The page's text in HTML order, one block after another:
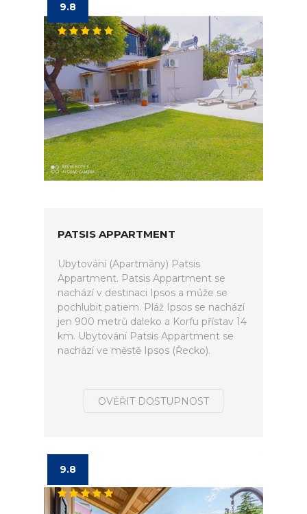
9.8
PATSIS APPARTMENT
Ubytování (Apartmány) Patsis
Appartment. Patsis Appartment se
nachází v destinaci Ipsos a může se
pochlubit patiem. Pláž Ipsos se nachází
jen 900 metrů daleko a Korfu přístav 14
km. Ubytování Patsis Appartment se
nachází ve městě Ipsos (Řecko).
OVĚŘIT DOSTUPNOST
9.8